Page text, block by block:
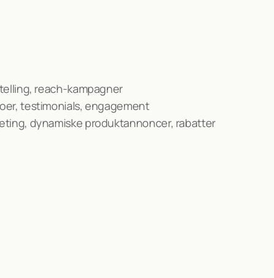
reach-kampagner
testimonials, engagement
dynamiske produktannoncer, rabatter